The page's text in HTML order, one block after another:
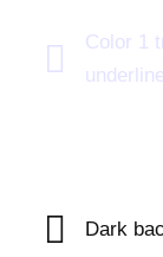
Color 1
Dark